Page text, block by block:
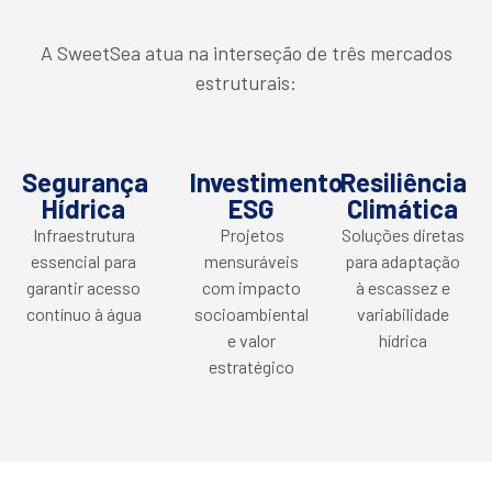
A SweetSea atua na interseção de três mercados
estruturais:
Segurança
Hídrica
Infraestrutura
essencial para
garantir acesso
contínuo à água
Investimento
ESG
Projetos
mensuráveis
com impacto
socioambiental
e valor
estratégico
Resiliência
Climática
Soluções diretas
para adaptação
à escassez e
variabilidade
hídrica